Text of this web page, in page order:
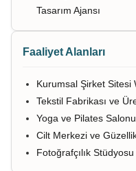
Tasarım Ajansı
Faaliyet Alanları
Kurumsal Şirket Sitesi
Tekstil Fabrikası ve
Yoga ve Pilates
Cilt Merkezi ve
Fotoğrafçılık